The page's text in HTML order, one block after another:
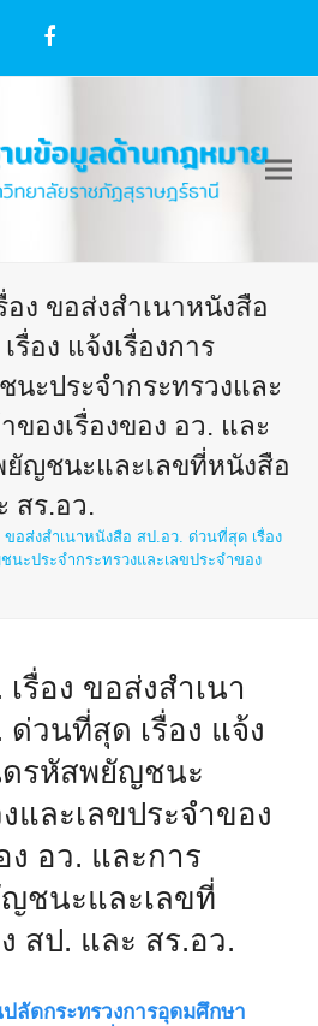
Facebook
อง ขอส่งสำเนาหนังสือ
อง แจ้งเรื่องการ
ะประจำกระทรวงและ
ของเรื่องของ อว. และ
ญชนะและเลขที่หนังสือ
สร.อว.
ขอส่งสำเนาหนังสือ สป.อว. ด่วนที่สุด เรื่อง
นะประจำกระทรวงและเลขประจำของ
รื่อง ขอส่งสำเนา
วนที่สุด เรื่อง แจ้ง
ดรหัสพยัญชนะ
และเลขประจำของ
ง อว. และการ
ชนะและเลขที่
สป. และ สร.อว.
ลัดกระทรวงการอุดมศึกษา